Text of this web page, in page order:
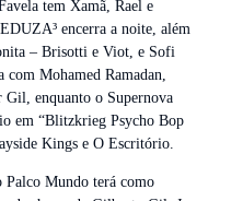
tem Xamã, Rael e
encerra a noite, além
– Brisotti e Viot, e Sofi
Mohamed Ramadan,
enquanto o Supernova
em “Blitzkrieg Psycho Bop
Kings e O Escritório.
Palco Mundo terá como